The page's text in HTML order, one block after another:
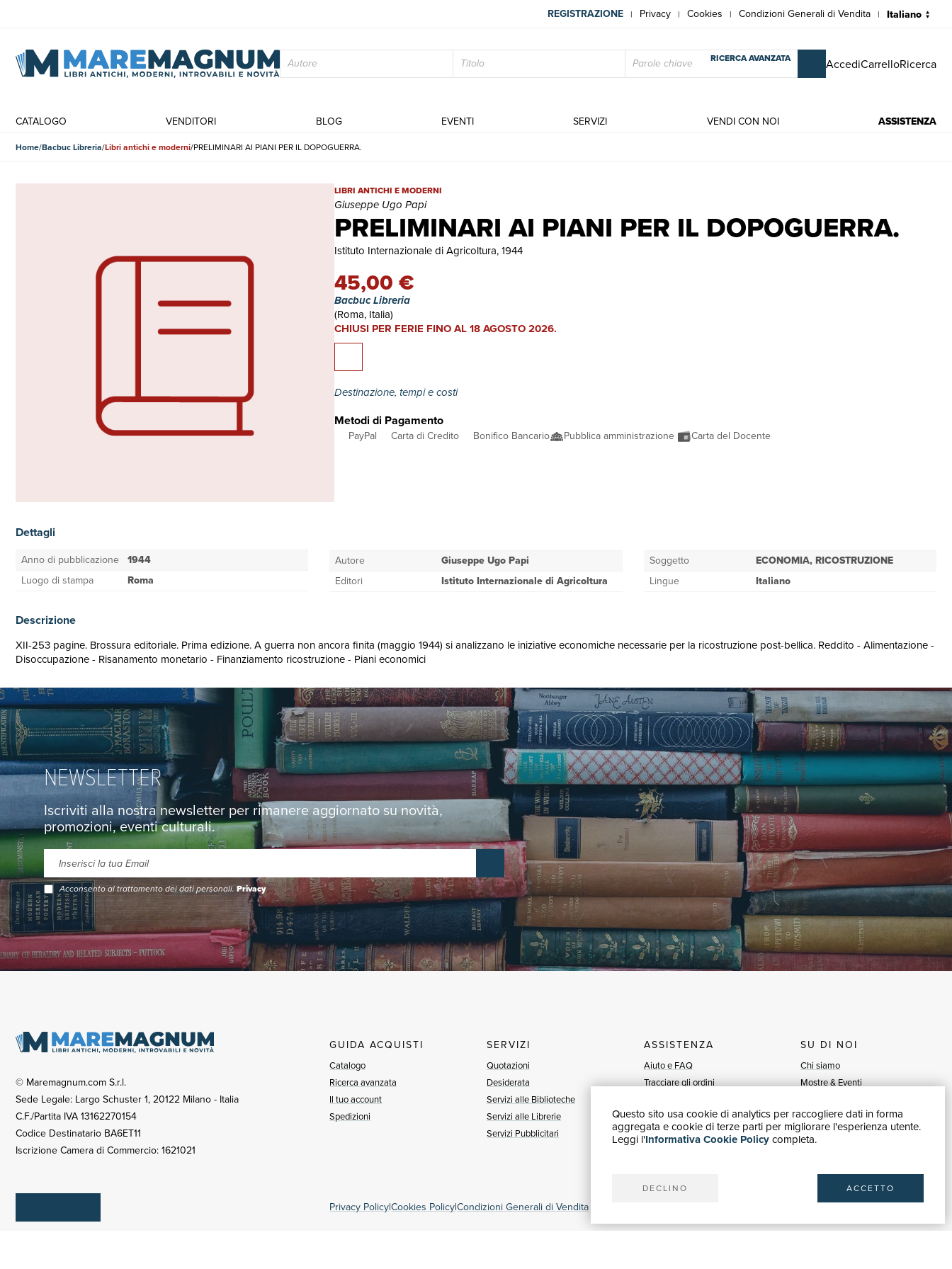
Questo sito usa cookie di analytics per raccogliere dati in forma
aggregata e cookie di terze parti per migliorare l'esperienza utente.
Leggi l'Informativa Cookie Policycompleta.
DECLINO ACCETTO
REGISTRAZIONE | Privacy | Cookies | Condizioni Generali di Vendita |
RICERCA AVANZATA AccediCarrelloRicerca
CATALOGO VENDITORI BLOG EVENTI SERVIZI VENDI CON NOI ASSISTENZA
Home Bacbuc Libreria Libri antichi e moderni PRELIMINARI AI PIANI PER IL DOPOGUERRA.
PRELIMINARI AI PIANI PER IL DOPOGUERRA.
PRELIMINARI AI PIANI PER IL DOPOGUERRA. | Libri antichi e moderni | Giuseppe Ugo Papi
LIBRI ANTICHI E MODERNI
Giuseppe Ugo Papi
Istituto Internazionale di Agricoltura, 1944
45,00 €
Bacbuc Libreria
(Roma, Italia)
CHIUSI PER FERIE FINO AL 18 AGOSTO 2026.
Destinazione, tempi e costi
Metodi di Pagamento
PayPal Carta di Credito Bonifico Bancario Pubblica amministrazione Carta del Docente
Dettagli
Anno di pubblicazione 1944
Luogo di stampa
Roma
Autore
Giuseppe Ugo Papi
Editori
Istituto Internazionale di Agricoltura
Soggetto
ECONOMIA, RICOSTRUZIONE
Lingue
Italiano
Descrizione
XII-253 pagine. Brossura editoriale. Prima edizione. A guerra non ancora finita (maggio 1944) si analizzano le iniziative economiche necessarie per la ricostruzione post-bellica. Reddito - Alimentazione -
Disoccupazione - Risanamento monetario - Finanziamento ricostruzione - Piani economici
NEWSLETTER
Iscriviti alla nostra newsletter per rimanere aggiornato su novità,
promozioni, eventi culturali.
Acconsento al trattamento dei dati personali.Privacy
© Maremagnum.com S.r.l.
Sede Legale: Largo Schuster 1, 20122 Milano - Italia
C.F./Partita IVA 13162270154
Codice Destinatario BA6ET11
Iscrizione Camera di Commercio: 1621021
GUIDA ACQUISTI
Catalogo
Ricerca avanzata
Il tuo account
Spedizioni
SERVIZI
Quotazioni
Desiderata
Servizi alle Biblioteche
Servizi alle Librerie
Servizi Pubblicitari
ASSISTENZA
Aiuto e FAQ
Tracciare gli ordini
Fatturazione
Carta del Docente / 18App
SU DI NOI
Chi siamo
Mostre & Eventi
Blog
Vendi con noi
Privacy Policy|Cookies Policy|Condizioni Generali di Vendita